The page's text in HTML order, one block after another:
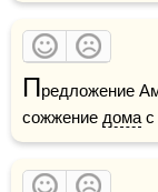
Предложение
сожжение дома с